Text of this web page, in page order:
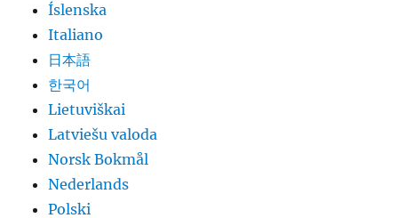
Íslenska
Italiano
日本語
한국어
Lietuviškai
Latviešu valoda
Norsk Bokmål
Nederlands
Polski